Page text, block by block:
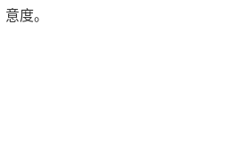
意度。